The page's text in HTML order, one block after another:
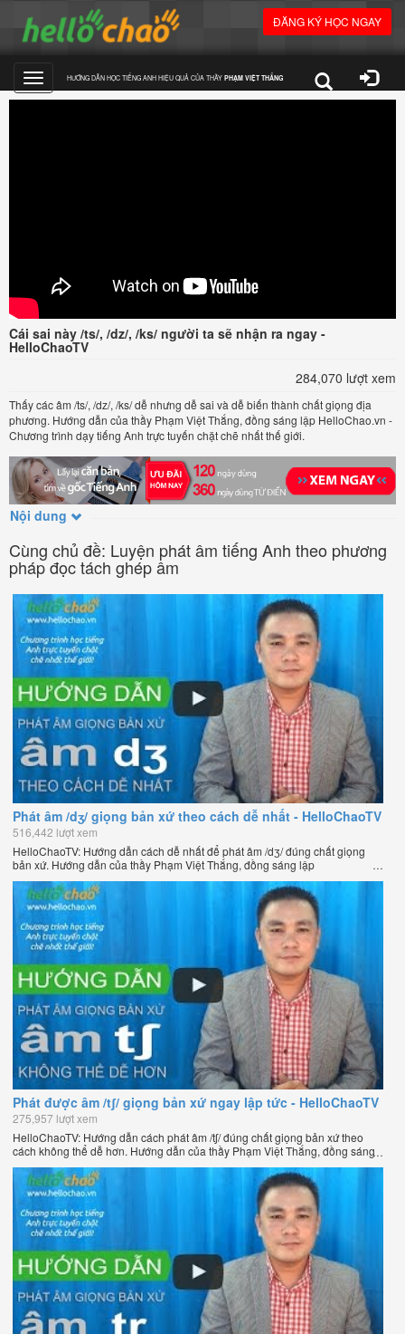
ĐĂNG KÝ HỌC NGAY
Toggle
HƯỚNG DẪN HỌC TIẾNG ANH HIỆU QUẢ CỦA THẦY PHẠM VIỆT THẮNG
Cái sai này /ts/, /dz/, /ks/ người ta sẽ nhận ra ngay -
HelloChaoTV
284,070 lượt xem
Thấy các âm /ts/, /dz/, /ks/ dễ nhưng dễ sai và dễ biến thành chất giọng địa
phương. Hướng dẫn của thầy Phạm Việt Thắng, đồng sáng lập HelloChao.vn -
Chương trình dạy tiếng Anh trực tuyến chặt chẽ nhất thế giới.
Nội dung
Cùng chủ đề: Luyện phát âm tiếng Anh theo phương
pháp đọc tách ghép âm
Phát âm /dʒ/ giọng bản xứ theo cách dễ nhất - HelloChaoTV
516,442 lượt xem
HelloChaoTV: Hướng dẫn cách dễ nhất để phát âm /dʒ/ đúng chất giọng
bản xứ. Hướng dẫn của thầy Phạm Việt Thắng, đồng sáng lập
HelloChao.vn - Chương trình dạy tiếng Anh trực tuyến chặt chẽ nhất thế
giới.
Phát được âm /tʃ/ giọng bản xứ ngay lập tức - HelloChaoTV
275,957 lượt xem
HelloChaoTV: Hướng dẫn cách phát âm /tʃ/ đúng chất giọng bản xứ theo
cách không thể dễ hơn. Hướng dẫn của thầy Phạm Việt Thắng, đồng sáng
lập HelloChao.vn - Chương trình dạy tiếng Anh trực tuyến chặt chẽ nhất
thế giới.